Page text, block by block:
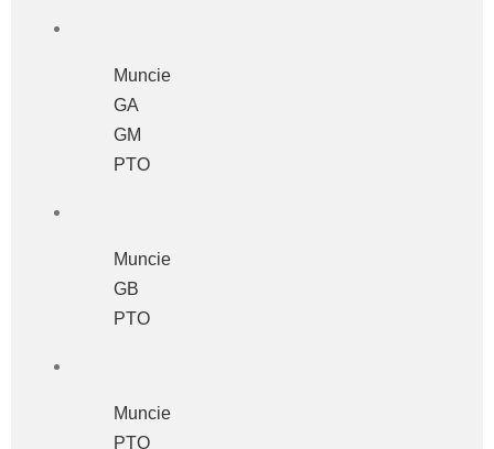
Muncie
GA
GM
PTO
Muncie
GB
PTO
Muncie
PTO